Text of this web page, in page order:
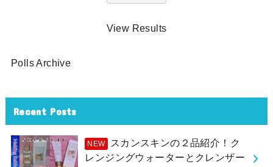
View Results
Polls Archive
Recent Posts
スカンスキンの２品紹介！ク
レンジングウォーターとクレンザー